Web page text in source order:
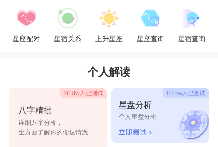
情。他需要一个快活的伴侣，她给他足够的空间与
自由，她能和他一起计划脑子里一闪而过的疯狂，
同时用爱将他围绕。
射手男和金牛女属性相差太大，一个寻找精神
伴侣一同冒险前进，一个需要居家好伴侣给她稳重
坚实的臂膀，这样的一对组合想要靠近都不太容
易。射手男的爱热闹爱争辩常常让喜欢安静氛围的
星座配对 星宿关系 上升星座 星座查询 星宿查询
个人解读
八字精批
详细八字分析，
全方面了解你的命运情况
星盘分析
个人星盘分析